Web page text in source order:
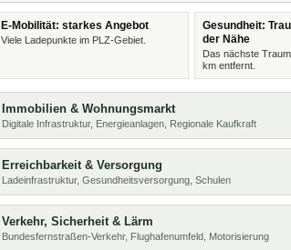
E-Mobilität: starkes Angebot
Viele Ladepunkte im PLZ-Gebiet.
Gesundheit:
der Nähe
Das nächste
km entfernt.
Immobilien & Wohnungsmarkt
Digitale Infrastruktur, Energieanlagen, Regionale Kaufkraft
Erreichbarkeit & Versorgung
Ladeinfrastruktur, Gesundheitsversorgung, Schulen
Verkehr, Sicherheit & Lärm
Bundesfernstraßen-Verkehr, Flughafenumfeld, Motorisierung